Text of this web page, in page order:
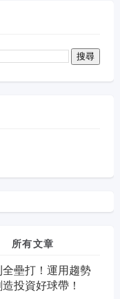
所有文章
壘打！運用趨勢
投資好球帶！